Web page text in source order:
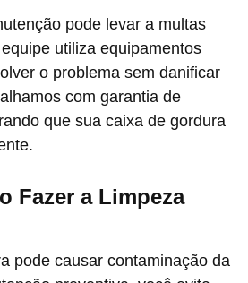
pode levar a multas
utiliza equipamentos
o problema sem danificar
com garantia de
que sua caixa de gordura
Fazer a Limpeza
pode causar contaminação da